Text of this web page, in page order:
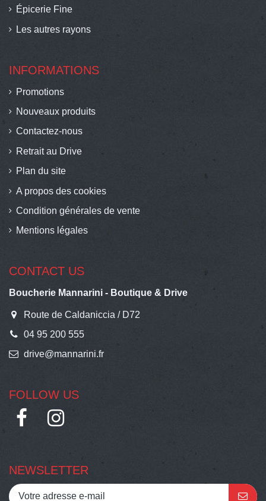
Épicerie Fine
Les autres rayons
INFORMATIONS
Promotions
Nouveaux produits
Contactez-nous
Retrait au Drive
Plan du site
A propos des cookies
Condition générales de vente
Mentions légales
CONTACT US
Boucherie Mannarini - Boutique & Drive
Route de Caldaniccia / D72
04 95 200 555
drive@mannarini.fr
FOLLOW US
NEWSLETTER